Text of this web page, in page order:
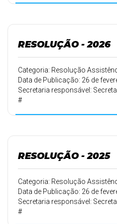
RESOLUÇÃO - 2026
Categoria: Resolução
Data de Publicação: 26 de
Secretaria responsável:
#
RESOLUÇÃO - 2025
Categoria: Resolução
Data de Publicação: 26 de
Secretaria responsável:
#